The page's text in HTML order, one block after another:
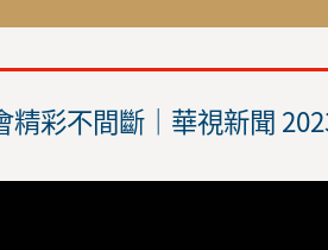
彩不間斷｜華視新聞